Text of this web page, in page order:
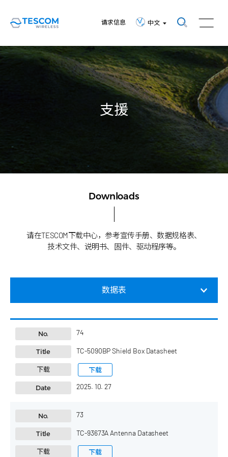
请求信息 中文
支援
Downloads
请在TESCOM下载中心，参考宣传手册、数据规格表、
技术文件、说明书、固件、驱动程序等。
数据表
No. 74
Title TC-5090BP Shield Box Datasheet
下载 下载
Date 2025. 10. 27
No. 73
Title TC-93673A Antenna Datasheet
下载 下载